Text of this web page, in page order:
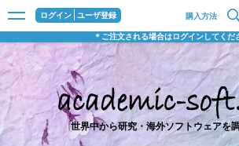
ログイン ユーザ登録
＊ご注文される場合はログインしてくだ
購入方法
世界中から研究・海外ソフトウェアを